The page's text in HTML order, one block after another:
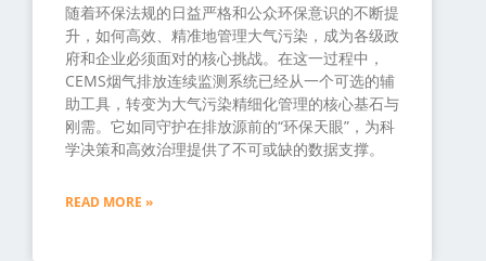
随着环保法规的日益严格和公众环保意识的不断提
升，如何高效、精准地管理大气污染，成为各级政
府和企业必须面对的核心挑战。在这一过程中，
CEMS烟气排放连续监测系统已经从一个可选的辅
助工具，转变为大气污染精细化管理的核心基石与
刚需。它如同守护在排放源前的“环保天眼”，为科
学决策和高效治理提供了不可或缺的数据支撑。
READ MORE »